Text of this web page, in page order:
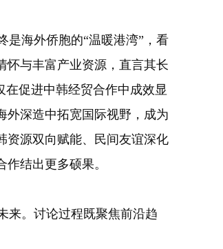
海外侨胞的“温暖港湾”，看
怀与丰富产业资源，直言其长
促进中韩经贸合作中成效显
外深造中拓宽国际视野，成为
资源双向赋能、民间友谊深化
结出更多硕果。
。讨论过程既聚焦前沿趋